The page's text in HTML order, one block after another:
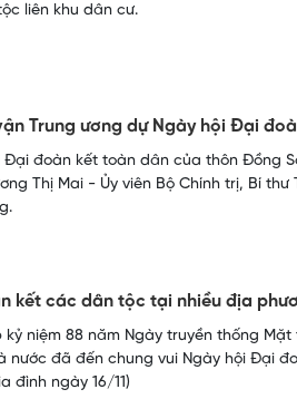
liên khu dân cư.
Trung ương dự Ngày hội Đại
Đại đoàn kết toàn dân của thôn Đồng
Thị Mai - Ủy viên Bộ Chính trị, Bí
kết các dân tộc tại nhiều địa
kỷ niệm 88 năm Ngày truyền thống
nước đã đến chung vui Ngày hội Đại
đình ngày 16/11)